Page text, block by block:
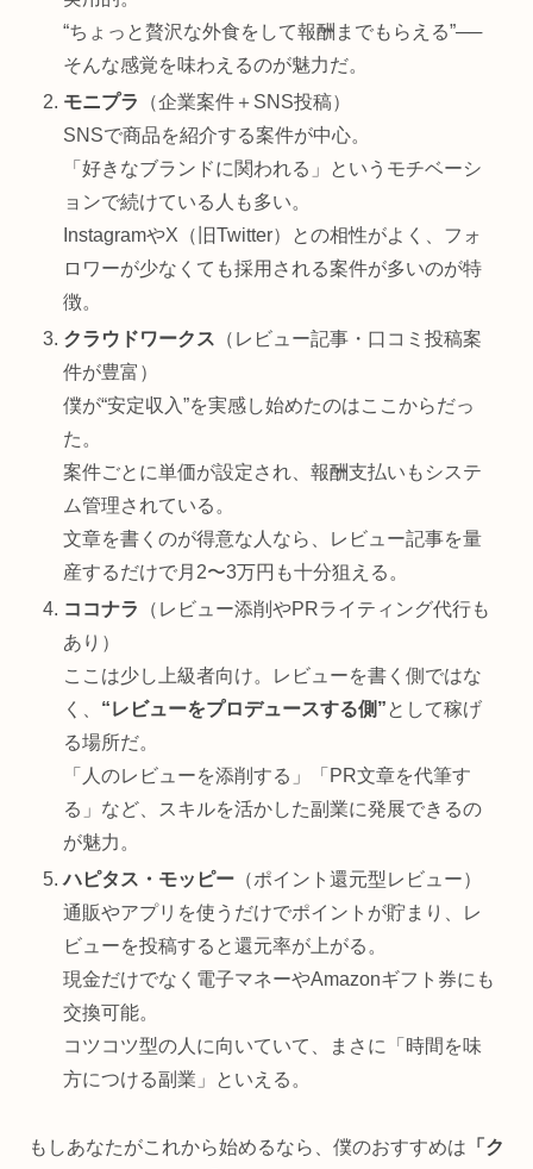
“ちょっと贅沢な外食をして報酬までもらえる”──
そんな感覚を味わえるのが魅力だ。
モニプラ
（企業案件＋SNS投稿）
SNSで商品を紹介する案件が中心。
「好きなブランドに関われる」というモチベーシ
ョンで続けている人も多い。
InstagramやX（旧Twitter）との相性がよく、フォ
ロワーが少なくても採用される案件が多いのが特
徴。
クラウドワークス （レビュー記事・口コミ投稿案
件が豊富）
僕が“安定収入”を実感し始めたのはここからだっ
た。
案件ごとに単価が設定され、報酬支払いもシステ
ム管理されている。
文章を書くのが得意な人なら、レビュー記事を量
産するだけで月2〜3万円も十分狙える。
ココナラ
（レビュー添削やPRライティング代行も
あり）
ここは少し上級者向け。レビューを書く側ではな
く、 “レビューをプロデュースする側”として稼げ
る場所だ。
「人のレビューを添削する」「PR文章を代筆す
る」など、スキルを活かした副業に発展できるの
が魅力。
ハピタス・モッピー （ポイント還元型レビュー）
通販やアプリを使うだけでポイントが貯まり、レ
ビューを投稿すると還元率が上がる。
現金だけでなく電子マネーやAmazonギフト券にも
交換可能。
コツコツ型の人に向いていて、まさに「時間を味
方につける副業」といえる。
もしあなたがこれから始めるなら、僕のおすすめは 「ク